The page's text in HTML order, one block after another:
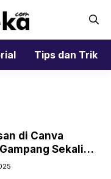
Tips dan Trik
di Canva
Sekali